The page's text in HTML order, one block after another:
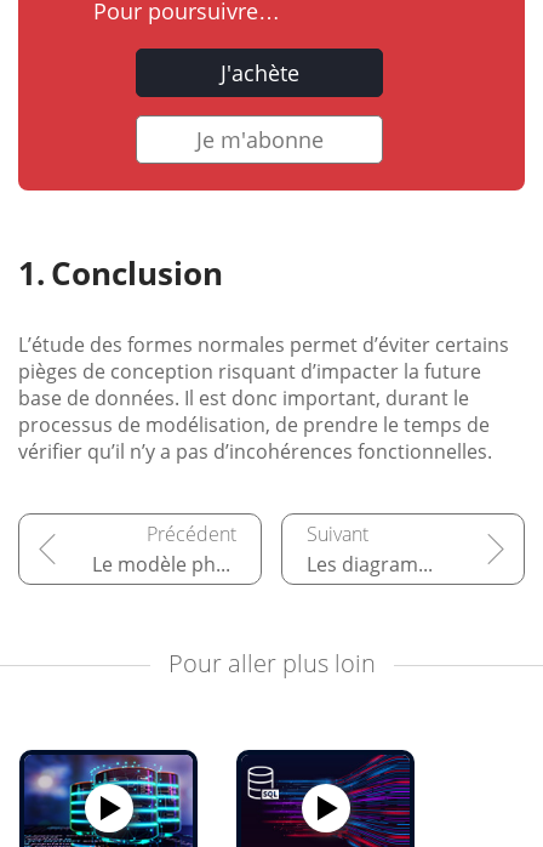
Pour poursuivre…
J'achète
Je m'abonne
Conclusion
L’étude des formes normales permet d’éviter certains
pièges de conception risquant d’impacter la future
base de données. Il est donc important, durant le
processus de modélisation, de prendre le temps de
vérifier qu’il n’y a pas d’incohérences fonctionnelles.
Le modèle physique des données Les diagrammes des flux
Pour aller plus loin